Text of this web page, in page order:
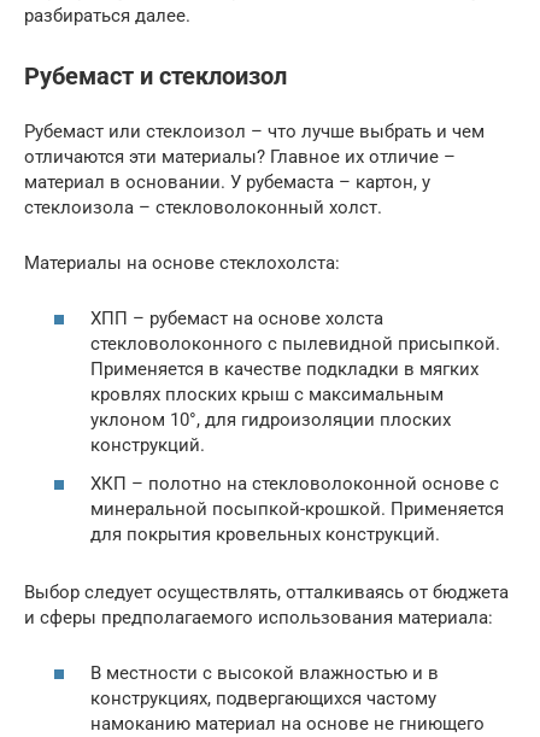
разбираться далее.
Рубемаст и стеклоизол
Рубемаст или стеклоизол – что лучше выбрать и чем
отличаются эти материалы? Главное их отличие –
материал в основании. У рубемаста – картон, у
стеклоизола – стекловолоконный холст.
Материалы на основе стеклохолста:
ХПП – рубемаст на основе холста
стекловолоконного с пылевидной присыпкой.
Применяется в качестве подкладки в мягких
кровлях плоских крыш с максимальным
уклоном 10°, для гидроизоляции плоских
конструкций.
ХКП – полотно на стекловолоконной основе с
минеральной посыпкой-крошкой. Применяется
для покрытия кровельных конструкций.
Выбор следует осуществлять, отталкиваясь от бюджета
и сферы предполагаемого использования материала:
В местности с высокой влажностью и в
конструкциях, подвергающихся частому
намоканию материал на основе не гниющего